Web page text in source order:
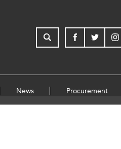
News Procurement